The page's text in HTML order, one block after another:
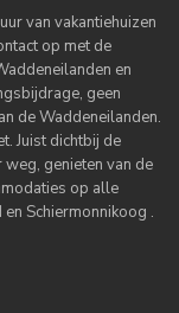
van vakantiehuizen
op met de
en
geen
de Waddeneilanden.
Juist dichtbij de
genieten van de
op alle
Schiermonnikoog .